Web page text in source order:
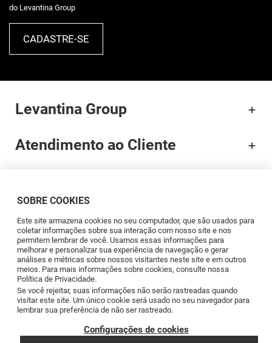
do Levantina Group
CADASTRE-SE
SOBRE COOKIES
Este site armazena cookies no seu computador, que são usados para
coletar informações sobre sua interação com nosso site e nos
permitem lembrar de você. Usamos essas informações para
melhorar e personalizar sua experiência de navegação e gerar
análises e métricas sobre nossos visitantes neste site e em outros
meios. Para mais informações sobre cookies, consulte nossa
Política de Privacidade.
Se você rejeitar, suas informações não serão rastreadas quando
visitar este site. Um único cookie será usado no seu navegador para
lembrar sua preferência de não ser rastreado.
Configurações de cookies
Levantina Group
Atendimento ao Cliente
Brands
Profissionais
Blog
Siga-nos